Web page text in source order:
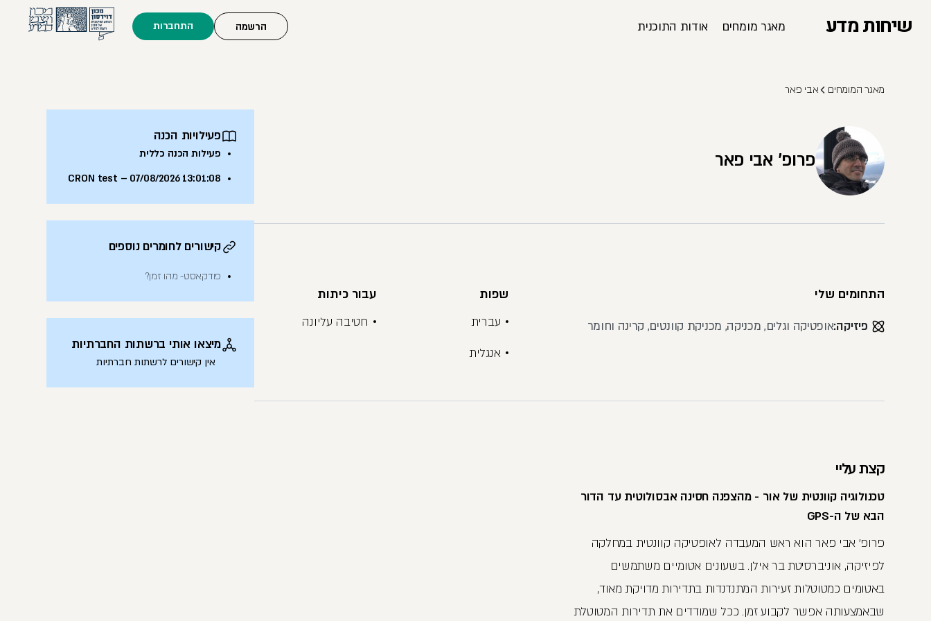
שיחות מדע מאגר מומחים אודות התוכנית הרשמה התחברות
מאגר המומחים אבי פאר
פרופ' אבי פאר
התחומים שלי
פיזיקה:אופטיקה וגלים, מכניקה, מכניקת קוונטים, קרינה וחומר
שפות
עברית
אנגלית
עבור כיתות
חטיבה עליונה
קצת עליי
טכנולוגיה קוונטית של אור - מהצפנה חסינה אבסולוטית עד הדור
הבא של ה-GPS
פרופ' אבי פאר הוא ראש המעבדה לאופטיקה קוונטית במחלקה
לפיזיקה, אוניברסיטת בר אילן. בשעונים אטומיים משתמשים
באטומים כמטוטלות זעירות המתנדנדות בתדירות מדויקת מאוד,
שבאמצעותה אפשר לקבוע זמן. ככל שמודדים את תדירות המטוטלת
פעילויות הכנה
פעילות הכנה כללית
CRON test – 07/08/2026 13:01:08
קישורים לחומרים נוספים
פודקאסט- מהו זמן?
מיצאו אותי ברשתות החברתיות
אין קישורים לרשתות חברתיות